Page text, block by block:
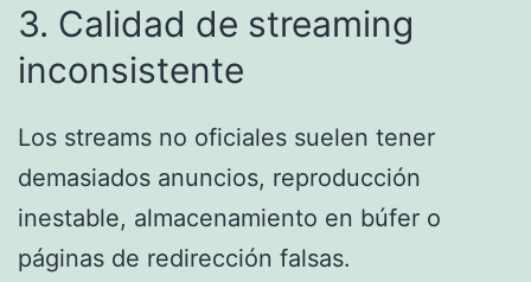
3. Calidad de streaming
inconsistente
Los streams no oficiales suelen tener
demasiados anuncios, reproducción
inestable, almacenamiento en búfer o
páginas de redirección falsas.